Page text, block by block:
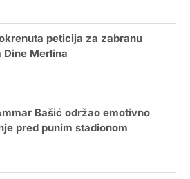
peticija za zabranu
Dine Merlina
Bašić održao emotivno
pred punim stadionom